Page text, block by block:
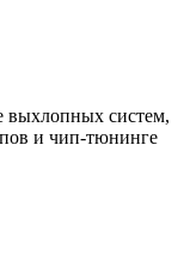
выхлопных систем,
и чип-тюнинге